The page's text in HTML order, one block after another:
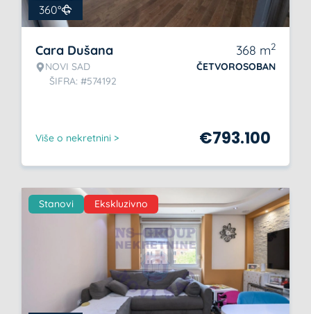
360°
Cara Dušana
NOVI SAD
ŠIFRA: #574192
368 m2
ČETVOROSOBAN
Više o nekretnini > €793.100
Stanovi Ekskluzivno